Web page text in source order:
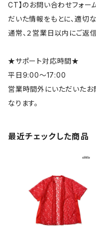
CT】のお問い合わせフォー
だいた情報をもとに、適切
通常、２営業日以内にご返
★サポート対応時間★
平日9:00～17:00
営業時間外にいただいたお
なります。
最近チェックした商品